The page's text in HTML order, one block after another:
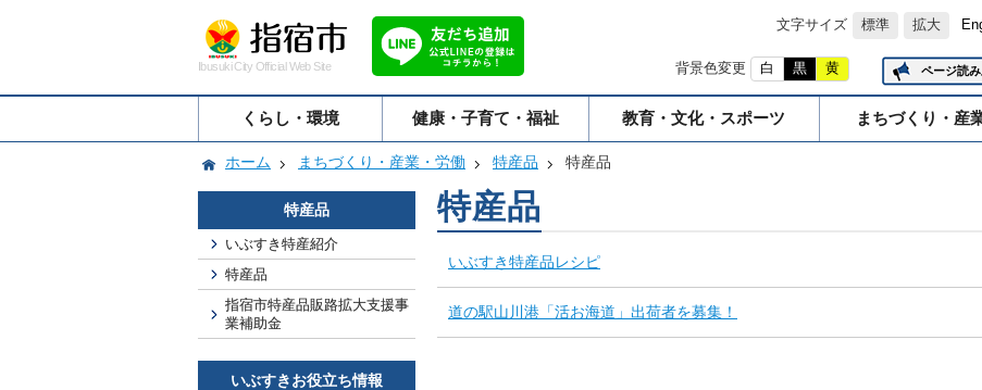
文字サイズ 標準 拡大
Ibusuki City Official Web Site 背景色変更 白 黒 黄 ページ読
くらし・環境 健康・子育て・福祉 教育・文化・スポーツ まちづくり・産
ホーム まちづくり・産業・労働 特産品 特産品
特産品
いぶすき特産紹介
特産品
指宿市特産品販路拡大支援事
業補助金
いぶすきお役立ち情報
特産品
いぶすき特産品レシピ
道の駅山川港「活お海道」出荷者を募集！